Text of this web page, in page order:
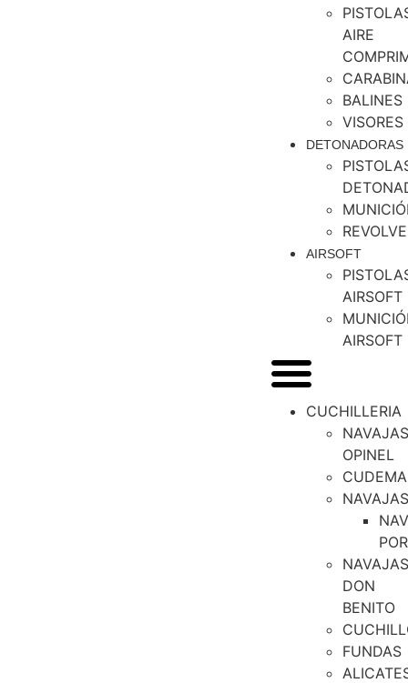
AIRE
BALINES
VISORES
DETONADORAS
AIRSOFT
AIRSOFT
AIRSOFT
CUCHILLERIA
NAVAJAS
OPINEL
NAVAJAS
NAVAJAS
DON
BENITO
FUNDAS